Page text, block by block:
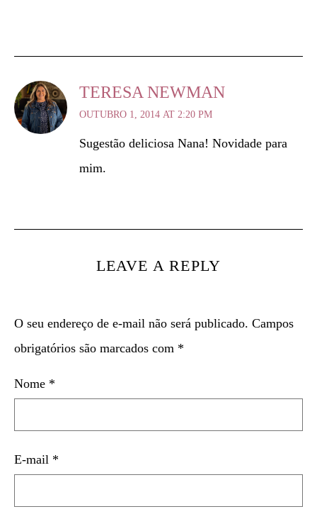
TERESA NEWMAN
OUTUBRO 1, 2014 AT 2:20 PM
Sugestão deliciosa Nana! Novidade para
mim.
LEAVE A REPLY
O seu endereço de e-mail não será publicado. Campos
obrigatórios são marcados com *
Nome *
E-mail *